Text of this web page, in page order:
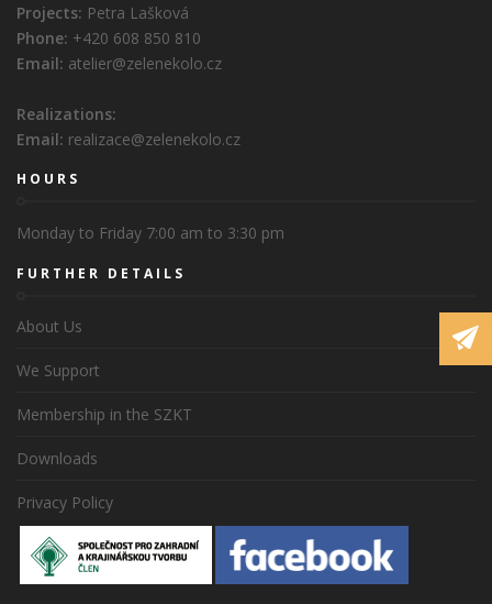
Projects: Petra Lašková
Phone: +420 608 850 810
Email: atelier@zelenekolo.cz
Realizations:
Email: realizace@zelenekolo.cz
HOURS
Monday to Friday 7:00 am to 3:30 pm
FURTHER DETAILS
About Us
We Support
Membership in the SZKT
Downloads
Privacy Policy